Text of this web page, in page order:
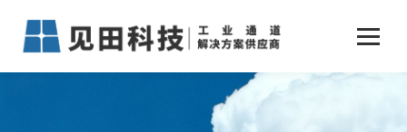
业务中心
仓储物流通道解决方案
新闻动态 +